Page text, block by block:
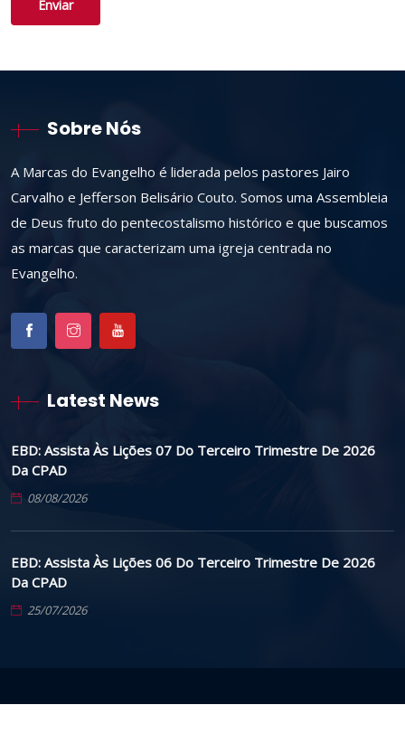
Sobre Nós
A Marcas do Evangelho é liderada pelos pastores Jairo
Carvalho e Jefferson Belisário Couto. Somos uma Assembleia
de Deus fruto do pentecostalismo histórico e que buscamos
as marcas que caracterizam uma igreja centrada no
Evangelho.
Latest News
EBD: Assista Às Lições 07 Do Terceiro Trimestre De 2026
Da CPAD
08/08/2026
EBD: Assista Às Lições 06 Do Terceiro Trimestre De 2026
Da CPAD
25/07/2026